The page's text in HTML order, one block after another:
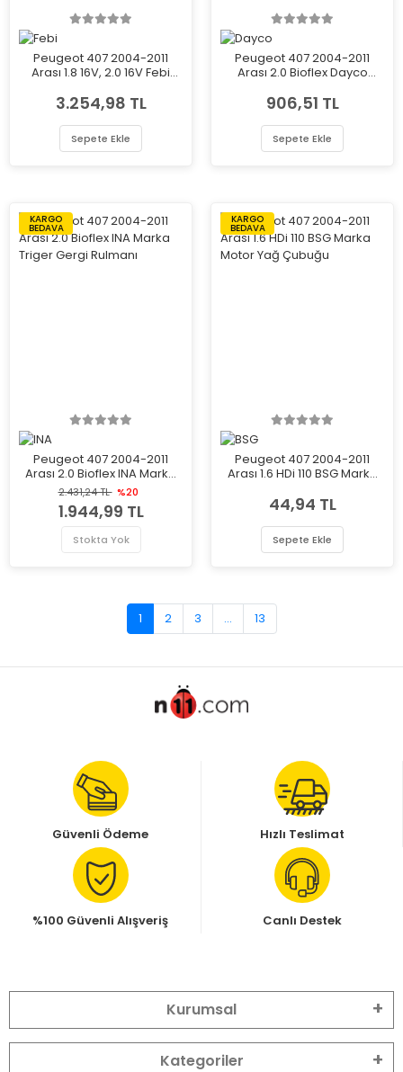
Peugeot 407 2004-2011
Arası 1.8 16V, 2.0 16V Febi
3.254,98 TL
Sepete Ekle
Peugeot 407 2004-2011
Arası 2.0 Bioflex Dayco
906,51 TL
Sepete Ekle
KARGO
BEDAVA
Peugeot 407 2004-2011
Arası 2.0 Bioflex INA Marka
Triger Gergi Rulmanı
2.431,24 TL %20
1.944,99 TL
Stokta Yok
KARGO
BEDAVA
Peugeot 407 2004-2011
Arası 1.6 HDi 110 BSG Marka
44,94 TL
Sepete Ekle
1 2 3 ... 13
Güvenli Ödeme Hızlı Teslimat
%100 Güvenli Alışveriş Canlı Destek
Kurumsal
Kategoriler